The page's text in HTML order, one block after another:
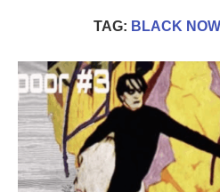
TAG: BLACK